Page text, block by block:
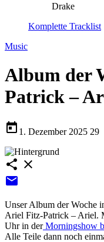
Drake
Komplette Tracklist
Music
Album der
Patrick –
today 1. Dezember 2025 29
share close
email
Unser Album der Woche
Ariel Fitz-Patrick – Ariel.
Uhr in derMorningshow
Alle Teile dann noch